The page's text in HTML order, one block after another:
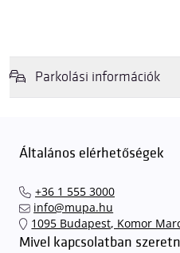
Parkolási információk
érkezéskor megnövekedett
azt javasoljuk
találhassák meg a legideálisabb
érkezhessenek meg
sorompókat rendszámfelismerő
ingyenes azon vendégeink
Általános elérhetőségek
+36 1 555 3000
info@mupa.hu
1095 Budapest, Komor
Mivel kapcsolatban